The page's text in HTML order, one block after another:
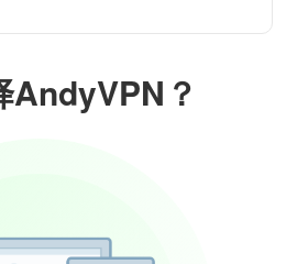
AndyVPN？